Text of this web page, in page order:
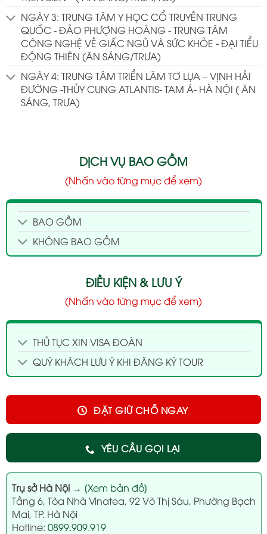
NGÀY 3: TRUNG TÂM Y HỌC CỔ TRUYỀN TRUNG
QUỐC - ĐẢO PHƯỢNG HOÀNG - TRUNG TÂM
CÔNG NGHỆ VỀ GIẤC NGỦ VÀ SỨC KHỎE - ĐẠI TIỂU
ĐỘNG THIÊN (ĂN SÁNG/TRƯA)
NGÀY 4: TRUNG TÂM TRIỂN LÃM TƠ LỤA – VỊNH HẢI
ĐƯỜNG -THỦY CUNG ATLANTIS- TAM Á- HÀ NỘI ( ĂN
SÁNG, TRƯA)
DỊCH VỤ BAO GỒM
(Nhấn vào từng mục để xem)
BAO GỒM
KHÔNG BAO GỒM
ĐIỀU KIỆN & LƯU Ý
(Nhấn vào từng mục để xem)
THỦ TỤC XIN VISA ĐOÀN
QUÝ KHÁCH LƯU Ý KHI ĐĂNG KÝ TOUR
YÊU CẦU GỌI LẠI
ĐẶT GIỮ CHỖ NGAY
Trụ sở Hà Nội→ [Xem bản đồ]
Tầng 6, Tòa Nhà Vinatea, 92 Võ Thị Sáu, Phường Bạch
Mai, TP. Hà Nội
Hotline: 0899.909.919